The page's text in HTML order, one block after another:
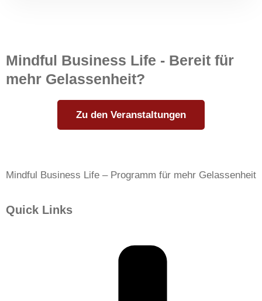
Mindful Business Life - Bereit für
mehr Gelassenheit?
Zu den Veranstaltungen
Mindful Business Life – Programm für mehr Gelassenheit
Quick Links